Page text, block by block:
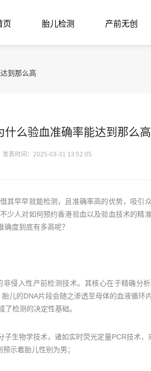
页 胎儿检测 产前无创
到那么高
么验血准确率能达到那么高
发表时间：2025-03-31 13:52:05
早早就能检测，且准确率高的优势，吸引众
少人对如何预约香港验血以及验血技术的精
度到底有多高呢？
入性产前检测技术。其核心在于精确分
儿的DNA片段会随之渗透至母体的血液循环
检测的决定性基础。
生物学技术，诸如实时荧光定量PCR技术，
示着胎儿性别为男；